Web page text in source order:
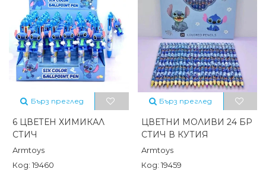
Бърз преглед
6 ЦВЕТЕН ХИМИКАЛ
СТИЧ
Armtoys
Код: 19460
Бърз преглед
ЦВЕТНИ МОЛИВИ 24 БР
СТИЧ В КУТИЯ
Armtoys
Код: 19459